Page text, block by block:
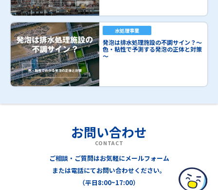
水処理事業
発泡は排水処理施設の不調サイン？～
色・粘性で予測する発泡の正体と対策
～
お問い合わせ
CONTACT
ご相談・ご質問はお気軽にメールフォーム
または電話にてお問い合わせください。
（平日8:00~17:00）